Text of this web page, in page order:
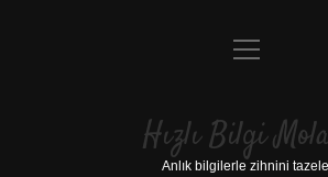
Anasayfa
Yasal Uyarı
menüyü
Hızlı Bilgi
Anlık bilgilerle zihnini